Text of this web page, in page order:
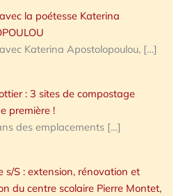
la poétesse Katerina
Katerina Apostolopoulou, […]
: 3 sites de compostage
première !
des emplacements […]
s/S : extension, rénovation et
du centre scolaire Pierre Montet,